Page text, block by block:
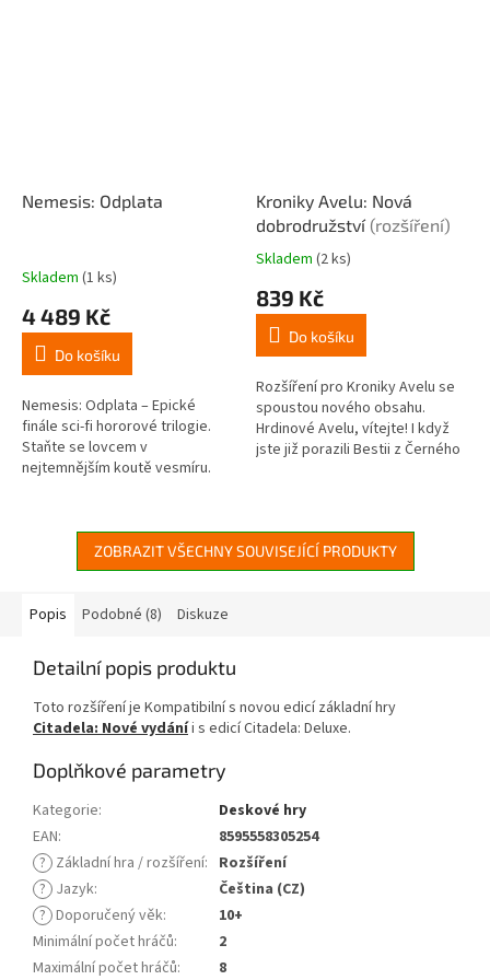
Nemesis: Odplata
Skladem (1 ks)
4 489 Kč
Do košíku
Nemesis: Odplata – Epické
finále sci-fi hororové trilogie.
Staňte se lovcem v
nejtemnějším koutě vesmíru.
samostatně...
Kroniky Avelu: Nová
dobrodružství (rozšíření)
Průměrné
produktu
4,5
5
hvězdiček.
Skladem (2 ks)
839 Kč
Do košíku
Rozšíření pro Kroniky Avelu se
spoustou nového obsahu.
Hrdinové Avelu, vítejte! I když
jste již porazili Bestii z Černého
ZOBRAZIT VŠECHNY SOUVISEJÍCÍ PRODUKTY
Popis Podobné (8) Diskuze
Detailní popis produktu
Toto rozšíření je Kompatibilní s novou edicí základní hry
Citadela: Nové vydáníi s edicíCitadela: Deluxe.
Doplňkové parametry
Kategorie:
Deskové hry
EAN:
8595558305254
? Základní hra / rozšíření: Rozšíření
? Jazyk:
Čeština (CZ)
? Doporučený věk:
10+
Minimální počet hráčů:
2
Maximální počet hráčů:
8